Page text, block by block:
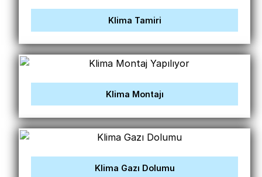
Klima Tamiri
Klima Montajı
Klima Gazı Dolumu